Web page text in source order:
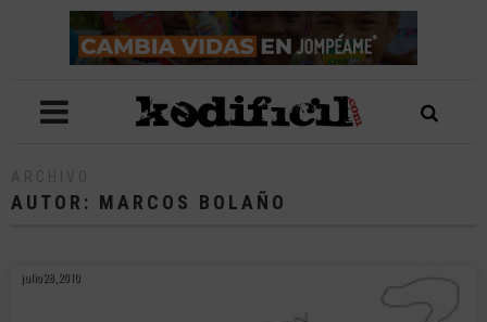
AUTOR: MARCOS BOLAÑO
julio 28, 2010